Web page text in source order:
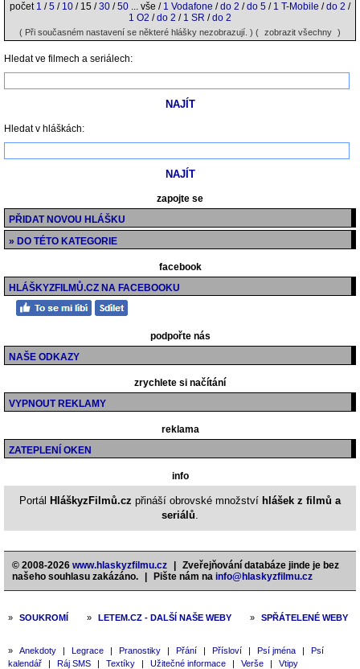
počet 1 /5 / 10 / 15 /30 /50 ... vše / 1 Vodafone /do 2 /do 5 / 1 T-Mobile /do 2 /
1 O2 /do 2 / 1 SR /do 2
( Při současném nastavení se některé hlášky nezobrazují. ) ( zobrazit všechny )
Hledat ve filmech a seriálech:
Hledat v hláškách:
zapojte se
PŘIDAT NOVOU HLÁŠKU
» DO TÉTO KATEGORIE
facebook
HLÁŠKYZFILMŮ.CZ NA FACEBOOKU
podpořte nás
NAŠE ODKAZY
zrychlete si načítání
VYPNOUT REKLAMY
reklama
ZATEPLENÍ OKEN
info
Portál HláškyzFilmů.cz přináší obrovské množství hlášek z filmů a
seriálů.
© 2008-2026 www.hlaskyzfilmu.cz
Zveřejňování databáze jinde je bez
našeho souhlasu zakázáno.
Pište nám na info@hlaskyzfilmu.cz
» SOUKROMÍ » LETEM.CZ - DALŠÍ NAŠE WEBY » SPŘÁTELENÉ WEBY
» Anekdoty | Legrace | Pranostiky | Přání | Přísloví | Psí jména |
Psí
kalendář
| Ráj SMS | Textíky | Užitečné informace | Verše | Vtipy